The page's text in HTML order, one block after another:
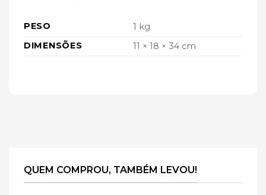
PESO
1 kg
DIMENSÕES
11 × 18 × 34 cm
QUEM COMPROU, TAMBÉM LEVOU!